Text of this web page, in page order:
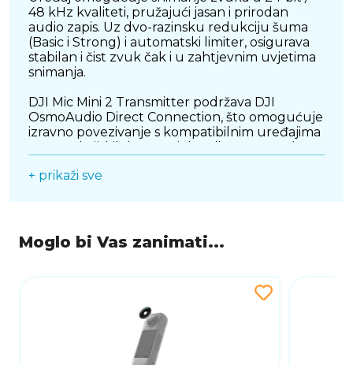
48 kHz kvaliteti, pružajući jasan i prirodan
audio zapis. Uz dvo-razinsku redukciju šuma
(Basic i Strong) i automatski limiter, osigurava
stabilan i čist zvuk čak i u zahtjevnim uvjetima
snimanja.
DJI Mic Mini 2 Transmitter podržava DJI
OsmoAudio Direct Connection, što omogućuje
izravno povezivanje s kompatibilnim uređajima
situacijama.
prilagoditi ton glasa ovisno o scenariju
snimanja. Stabilan bežični prijenos omogućuje
čini pogodnim za različite produkcijske uvjete.
Baterija pruža do 11,5 sati rada, što je dovoljno
za cjelodnevno snimanje bez prekida.
+ prikaži sve
Moglo bi Vas zanimati...